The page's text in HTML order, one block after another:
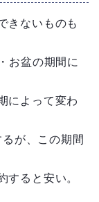
きないものも
お盆の期間に
によって変わ
が、この期間
すると安い。